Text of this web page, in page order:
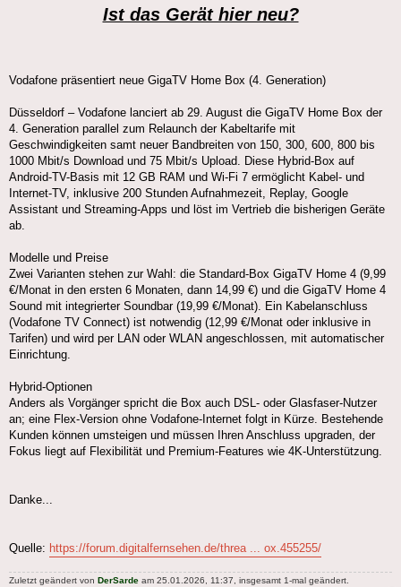
Ist das Gerät hier neu?
Vodafone präsentiert neue GigaTV Home Box (4. Generation)
Düsseldorf – Vodafone lanciert ab 29. August die GigaTV Home Box der
4. Generation parallel zum Relaunch der Kabeltarife mit
Geschwindigkeiten samt neuer Bandbreiten von 150, 300, 600, 800 bis
1000 Mbit/s Download und 75 Mbit/s Upload. Diese Hybrid-Box auf
Android-TV-Basis mit 12 GB RAM und Wi-Fi 7 ermöglicht Kabel- und
Internet-TV, inklusive 200 Stunden Aufnahmezeit, Replay, Google
Assistant und Streaming-Apps und löst im Vertrieb die bisherigen Geräte
ab.
Modelle und Preise
Zwei Varianten stehen zur Wahl: die Standard-Box GigaTV Home 4 (9,99
€/Monat in den ersten 6 Monaten, dann 14,99 €) und die GigaTV Home 4
Sound mit integrierter Soundbar (19,99 €/Monat). Ein Kabelanschluss
(Vodafone TV Connect) ist notwendig (12,99 €/Monat oder inklusive in
Tarifen) und wird per LAN oder WLAN angeschlossen, mit automatischer
Einrichtung.
Hybrid-Optionen
Anders als Vorgänger spricht die Box auch DSL- oder Glasfaser-Nutzer
an; eine Flex-Version ohne Vodafone-Internet folgt in Kürze. Bestehende
Kunden können umsteigen und müssen Ihren Anschluss upgraden, der
Fokus liegt auf Flexibilität und Premium-Features wie 4K-Unterstützung.
Danke...
Quelle: https://forum.digitalfernsehen.de/threa ... ox.455255/
Zuletzt geändert von DerSarde am 25.01.2026, 11:37, insgesamt 1-mal geändert.